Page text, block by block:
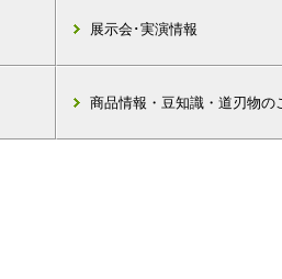
展示会･実演情報
商品情報・豆知識・道刃物の